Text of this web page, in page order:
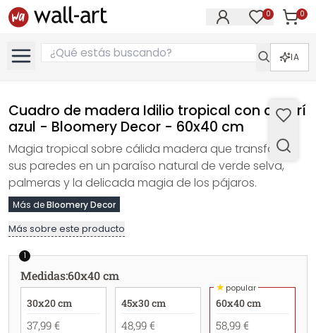
0 0
IA
Cuadro de madera Idilio tropical con colibrí
azul - Bloomery Decor - 60x40 cm
Magia tropical sobre cálida madera que transforma
sus paredes en un paraíso natural de verde selva,
palmeras y la delicada magia de los pájaros.
Más deBloomery Decor
Más sobre este producto
1
Medidas:60x40 cm
30x20 cm
37,99 €
45x30 cm
48,99 €
★popular
60x40 cm
58,99 €